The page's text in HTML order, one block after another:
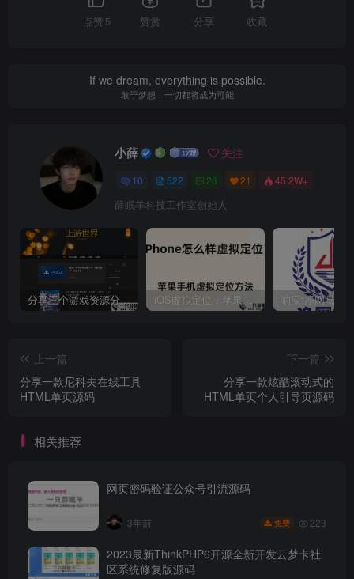
点赞 5 赞赏 分享 收藏
If we dream, everything is possible.
敢于梦想，一切都将成为可能
小薛 关注
10 522 26 21 45.2W+
薛眠羊科技工作室创始人
分享三个游戏资源分享的网站，包含Switch游戏、PS4游戏、Steam的单机游戏 iOS虚拟定位，苹果手机如何进行虚拟定位？附四种方法教程
上一篇
分享一款尼科夫在线工具
HTML单页源码
下一篇
分享一款炫酷滚动式的
HTML单页个人引导页源码
相关推荐
网页密码验证公众号引流源码
3年前 免费 223
2023最新ThinkPHP6开源全新开发云梦卡社
区系统修复版源码